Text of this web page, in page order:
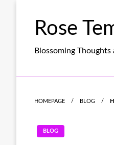
Rose
Blossoming Thoughts
HOMEPAGE BLOG
BLOG